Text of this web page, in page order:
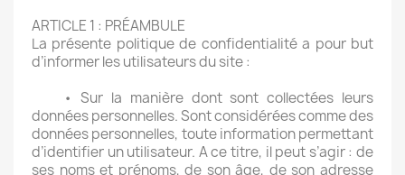
ARTICLE 1 : PRÉAMBULE
La présente politique de confidentialité a pour but
d’informer les utilisateurs du site :
• Sur la manière dont sont collectées leurs
données personnelles. Sont considérées comme des
données personnelles, toute information permettant
d’identifier un utilisateur. A ce titre, il peut s’agir : de
ses noms et prénoms, de son âge, de son adresse